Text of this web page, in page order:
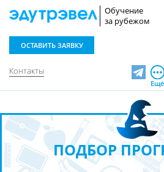
Обучение
за рубежом
Контакты
ОСТАВИТЬ ЗАЯВКУ
TelegramЕщё
ПОДБОР